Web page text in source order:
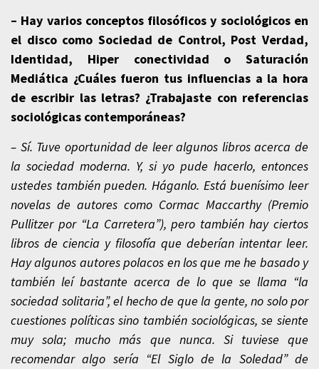
– Hay varios conceptos filosóficos y sociológicos en
el disco como Sociedad de Control, Post Verdad,
Identidad, Hiper conectividad o Saturación
Mediática ¿Cuáles fueron tus influencias a la hora
de escribir las letras? ¿Trabajaste con referencias
sociológicas contemporáneas?
– Sí. Tuve oportunidad de leer algunos libros acerca de
la sociedad moderna. Y, si yo pude hacerlo, entonces
ustedes también pueden. Háganlo. Está buenísimo leer
novelas de autores como Cormac Maccarthy (Premio
Pullitzer por “La Carretera”), pero también hay ciertos
libros de ciencia y filosofía que deberían intentar leer.
Hay algunos autores polacos en los que me he basado y
también leí bastante acerca de lo que se llama “la
sociedad solitaria”, el hecho de que la gente, no solo por
cuestiones políticas sino también sociológicas, se siente
muy sola; mucho más que nunca. Si tuviese que
recomendar algo sería “El Siglo de la Soledad” de